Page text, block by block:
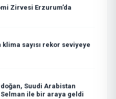
Zirvesi Erzurum’da
sayısı rekor seviyeye
Suudi Arabistan
ile bir araya geldi